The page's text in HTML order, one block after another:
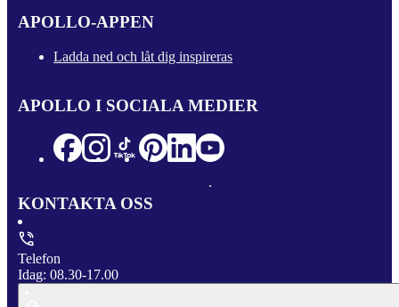
APOLLO-APPEN
Ladda ned och låt dig inspireras
APOLLO I SOCIALA MEDIER
KONTAKTA OSS
Telefon
Idag: 08.30-17.00